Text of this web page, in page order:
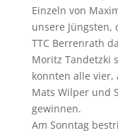
Einzeln von
unsere Jüngsten,
TTC Berrenrath
Moritz Tandetzki
konnten alle vier,
Mats Wilper und
gewinnen.
Am Sonntag